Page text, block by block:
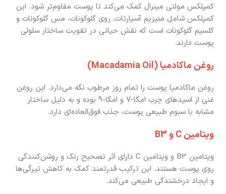
کمپلکس مولتی مینرال کمک می‌کند تا پوست مقاوم‌تر شود. این
کمپلکس شامل منیزیم آسپارتات، روی گلوکونات، مس گلوکونات و
کلسیم گلوکونات است که نقش حیاتی در تقویت ساختار سلولی
پوست دارند.
روغن ماکادمیا (Macadamia Oil)
روغن ماکادمیا پوست را تمام روز مرطوب نگه می‌دارد. این روغن
غنی از اسیدهای چرب امگا-7 و امگا-9 بوده و به دلیل ساختار
مشابه با سبوم طبیعی پوست، جذب فوق‌العاده‌ای دارد.
ویتامین C و B3
ویتامین B3 و ویتامین C دارای اثر تصحیح رنگ و روشن‌کنندگی
روی پوست هستند. این ترکیب قدرتمند کمک به کاهش تیرگی‌ها
و ایجاد درخشندگی طبیعی می‌کند.